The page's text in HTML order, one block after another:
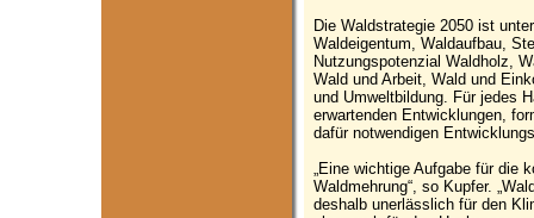
Die Waldstrategie 2050 ist
Waldeigentum, Waldaufbau,
Nutzungspotenzial Waldholz,
Wald und Arbeit, Wald und
und Umweltbildung. Für jedes
erwartenden Entwicklungen,
dafür notwendigen
„Eine wichtige Aufgabe für die
Waldmehrung“, so Kupfer.
deshalb unerlässlich für den